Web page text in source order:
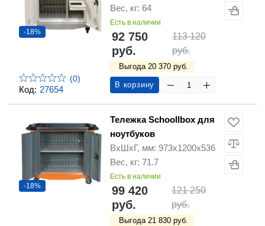
Код: 27654
-18%
(0)
Вес, кг: 64
Есть в наличии
92 750
руб.
113 120
руб.
Выгода 20 370 руб.
В корзину
-18%
Тележка Schoollbox для
ноутбуков
ВхШхГ, мм: 973х1200х536
Вес, кг: 71.7
Есть в наличии
99 420
руб.
121 250
руб.
Выгода 21 830 руб.